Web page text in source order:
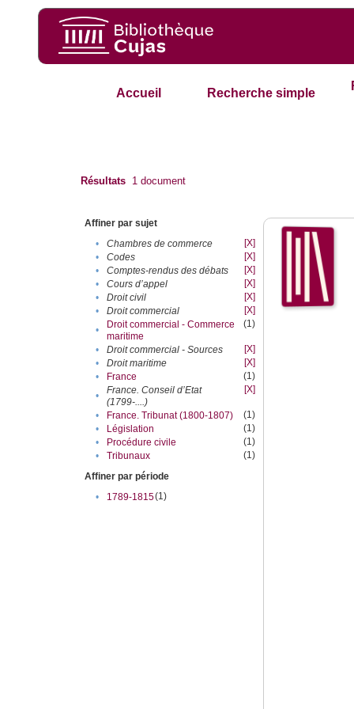
Accueil Recherche simple
Résultats 1 document
Affiner par sujet
•
Chambres de commerce
[X]
•
Codes
[X]
•
Comptes-rendus des débats
[X]
•
Cours d’appel
[X]
•
Droit civil
[X]
•
Droit commercial
[X]
•
Droit commercial - Commerce
maritime
(1)
• Droit commercial - Sources
[X]
•
Droit maritime
[X]
•
France
(1)
•
France. Conseil d’Etat
(1799-....)
[X]
• France. Tribunat (1800-1807)
(1)
•
Législation
(1)
•
Procédure civile
(1)
•
Tribunaux
(1)
Affiner par période
•
1789-1815(1)